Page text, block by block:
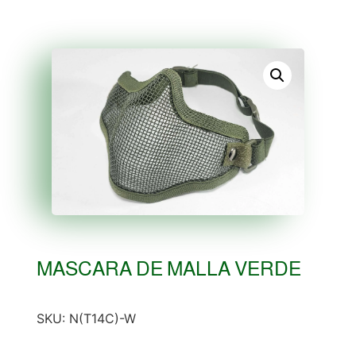
MASCARA DE MALLA VERDE
SKU: N(T14C)-W